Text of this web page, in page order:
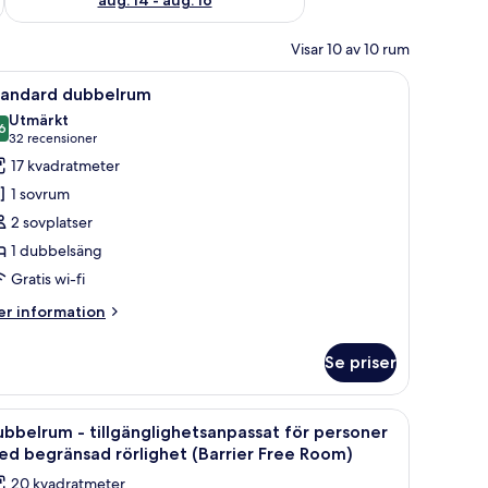
Visar 10 av 10 rum
en stol, en TV och ett fönster med gardiner.
Ett hotellrum med en stor säng, ett
4 dubbelrum
av 10
Utmärkt
32 recensioner
(32 recensioner)
17 kvadratmeter
1 sovrum
2 sovplatser
1 dubbelsäng
Gratis wi-fi
information
Se priser
en stol och en tv. Ett modernt hotellrum med en stor säng, ett
4
- tillgänglighetsanpassat för personer
begränsad rörlighet (Barrier Free Room)
20 kvadratmeter